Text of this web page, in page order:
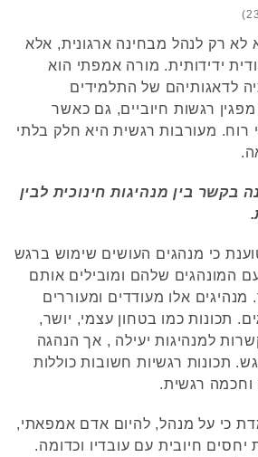
לא רק לנהל מבחינה ארגונית, אלא
ידידותית. מורה אמפתי הוא
לדאגותיהם של התלמידים
רגשות חיוביים, גם כאשר
רוח. מעורבות רגשית היא חלק בלתי
בקשר בין מנהיגות חינוכית לבין
כי מנהגים העושים שימוש ברגש
המונהגים שלהם ומובילים אותם
מנהיגים אלו מעודדים ומעוררים
תכונות כמו בטחון עצמי, יושר,
למנהיגות יעילה , אך הנהגה
תכונות רגשיות חשובות כוללות
רגשית.
כי על מנהל, להיום אדם אמפאתי,
חיובית עם עובדיו וכדומה.